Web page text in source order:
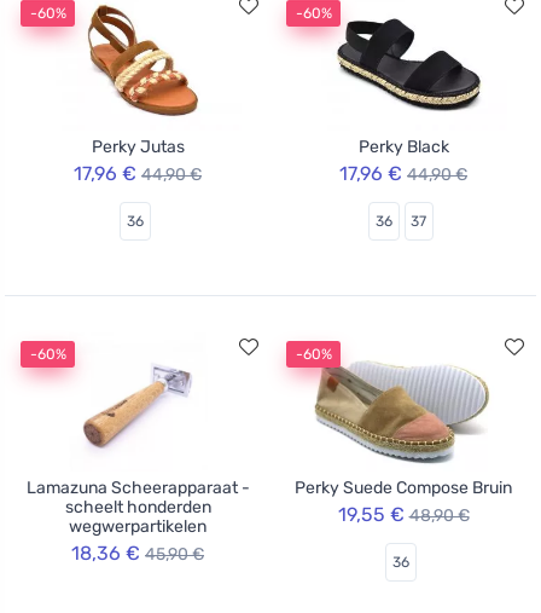
-60%
Perky Jutas
17,96 € 44,90 €
36
-60%
Perky Black
17,96 € 44,90 €
36 37
-60%
Lamazuna Scheerapparaat -
scheelt honderden
wegwerpartikelen
18,36 € 45,90 €
-60%
Perky Suede Compose Bruin
19,55 € 48,90 €
36